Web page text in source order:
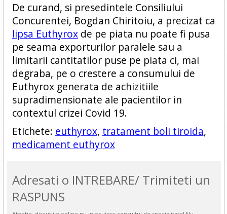
De curand, si presedintele Consiliului
Concurentei, Bogdan Chiritoiu, a precizat ca
lipsa Euthyroxde pe piata nu poate fi pusa
pe seama exporturilor paralele sau a
limitarii cantitatilor puse pe piata ci, mai
degraba, pe o crestere a consumului de
Euthyrox generata de achizitiile
supradimensionate ale pacientilor in
contextul crizei Covid 19.
Etichete: euthyrox, tratament boli tiroida,
medicament euthyrox
Adresati o INTREBARE/ Trimiteti un
RASPUNS